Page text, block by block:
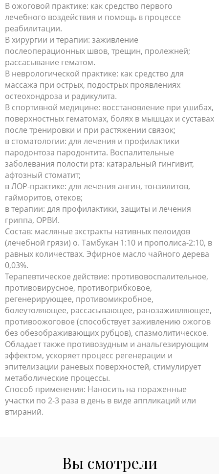
В ожоговой практике: как средство первого
лечебного воздействия и помощь в процессе
реабилитации.
В хирургии и терапии: заживление
послеоперационных швов, трещин, пролежней;
рассасывание гематом.
В неврологической практике: как средство для
массажа при острых, подострых проявлениях
остеохондроза и радикулита.
В спортивной медицине: восстановление при ушибах,
поверхностных гематомах, болях в мышцах и суставах
после тренировки и при растяжении связок;
в стоматологии: для лечения и профилактики
пародонтоза пародонтита. Воспалительные
заболевания полости рта: катаральный гингивит,
афтозный стоматит;
в ЛОР-практике: для лечения ангин, тонзилитов,
гайморитов, отеков;
в терапии: для профилактики, защиты и лечения
гриппа, ОРВИ.
Состав: масляные экстракты нативных пелоидов
(лечебной грязи) о. Тамбукан 1:10 и прополиса-2:10, в
равных количествах. Эфирное масло чайного дерева
0,03%.
Терапевтическое действие: противовоспалительное,
противовирусное, противогрибковое,
регенерирующее, противомикробное,
болеутоляющее, рассасывающее, ранозаживляющее,
противоожоговое (способствует заживлению ожогов
без обезображивающих рубцов), спазмолитическое.
Обладает также противозудным и анальгезирующим
эффектом, ускоряет процесс регенерации и
эпителизации раневых поверхностей, стимулирует
метаболические процессы.
Способ применения: Наносить на пораженные
участки по 2-3 раза в день в виде аппликаций или
втираний.
Вы смотрели